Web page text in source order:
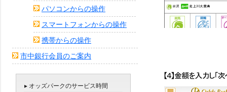
パソコンからの操作
スマートフォンからの操作
携帯からの操作
市中銀行会員のご案内
▸ オッズパークのサービス時間